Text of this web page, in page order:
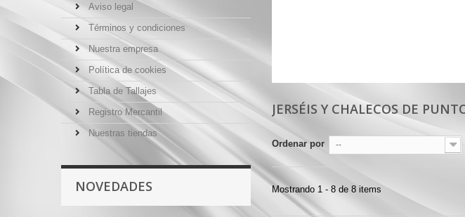
Aviso legal
Términos y condiciones
Nuestra empresa
Política de cookies
Tabla de Tallajes
Registro Mercantil
Nuestras tiendas
NOVEDADES
JERSÉIS Y CHALECOS DE
Ordenar por --
Mostrando 1 - 8 de 8 items